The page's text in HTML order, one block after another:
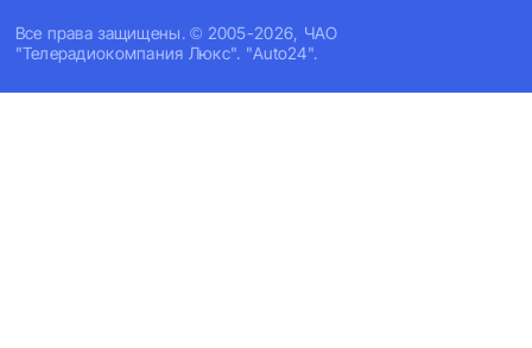
Все права защищены. © 2005-2026, ЧАО
"Телерадиокомпания Люкс". "Auto24".